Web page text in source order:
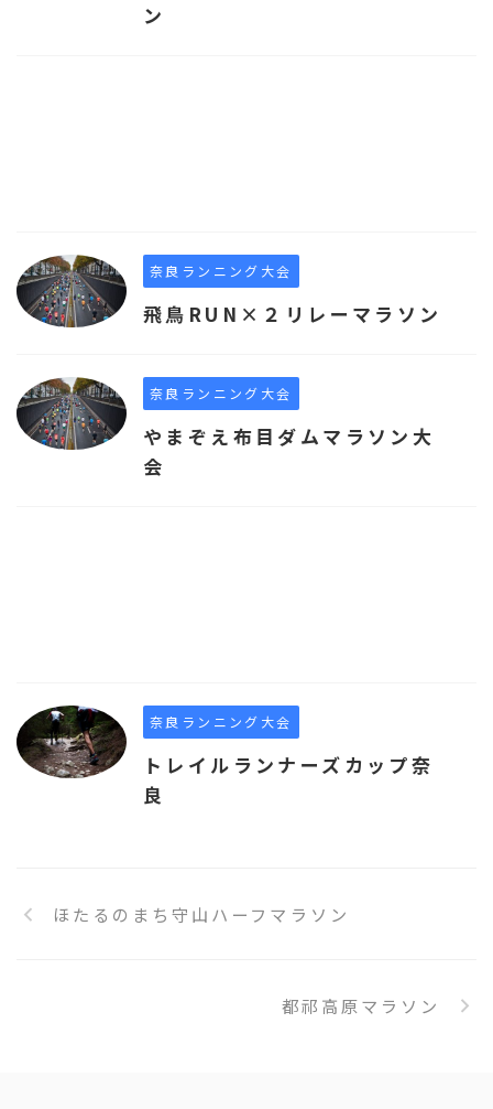
ン
奈良ランニング大会
飛鳥RUN×２リレーマラソン
奈良ランニング大会
やまぞえ布目ダムマラソン大
会
奈良ランニング大会
トレイルランナーズカップ奈
良
ほたるのまち守山ハーフマラソン
都祁高原マラソン